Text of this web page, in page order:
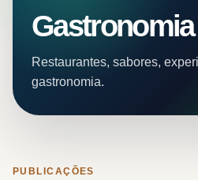
Gastronomia
Restaurantes, sabores,
gastronomia.
PUBLICAÇÕES